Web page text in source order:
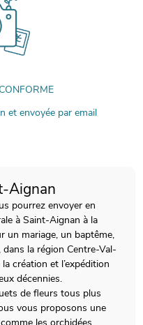
et envoyée par email
Aignan
pourrez envoyer en
à Saint-Aignan à la
un mariage, un baptême,
la région Centre-Val-
création et l’expédition
décennies.
de fleurs tous plus
vous proposons une